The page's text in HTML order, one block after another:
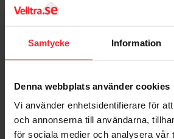
Samtycke Information
Denna webbplats använder cookies
Vi använder enhetsidentifierare för
och annonserna till användarna,
för sociala medier och analysera vår
22%